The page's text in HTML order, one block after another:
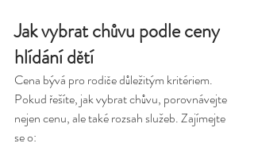
Jak vybrat chůvu podle ceny
hlídání dětí
Cena bývá pro rodiče důležitým kritériem.
Pokud řešíte, jak vybrat chůvu, porovnávejte
nejen cenu, ale také rozsah služeb. Zajímejte
se o: